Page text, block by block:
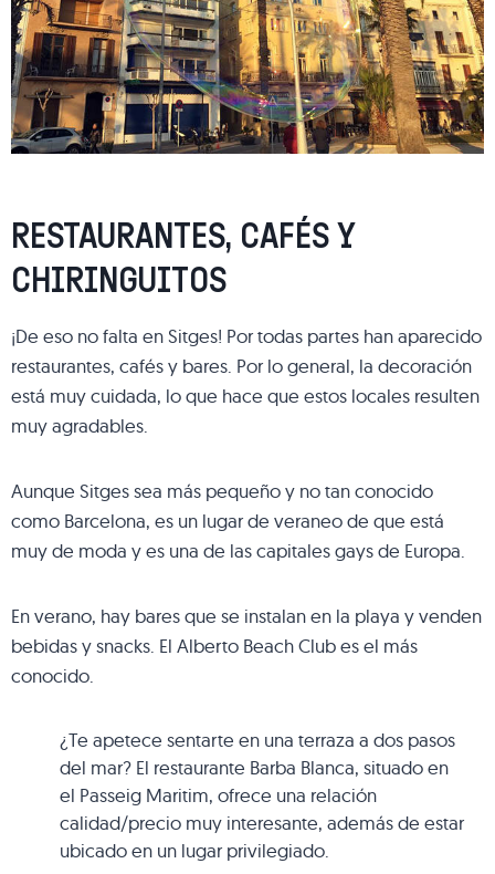
RESTAURANTES, CAFÉS Y
CHIRINGUITOS
¡De eso no falta en Sitges! Por todas partes han aparecido
restaurantes, cafés y bares. Por lo general, la decoración
está muy cuidada, lo que hace que estos locales resulten
muy agradables.
Aunque Sitges sea más pequeño y no tan conocido
como Barcelona, es un lugar de veraneo de que está
muy de moda y es una de las capitales gays de Europa.
En verano, hay bares que se instalan en la playa y venden
bebidas y snacks. El Alberto Beach Club es el más
conocido.
¿Te apetece sentarte en una terraza a dos pasos
del mar? El restaurante Barba Blanca, situado en
el Passeig Maritim, ofrece una relación
calidad/precio muy interesante, además de estar
ubicado en un lugar privilegiado.